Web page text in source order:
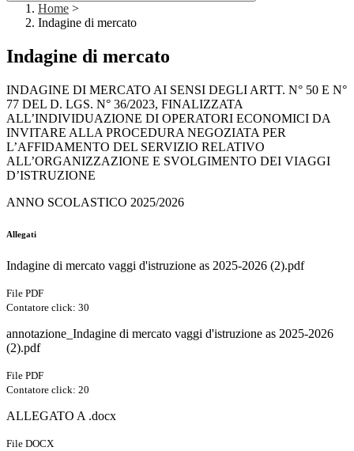
Home >
Indagine di mercato
Indagine di mercato
INDAGINE DI MERCATO AI SENSI DEGLI ARTT. N° 50 E N°
77 DEL D. LGS. N° 36/2023, FINALIZZATA
ALL’INDIVIDUAZIONE DI OPERATORI ECONOMICI DA
INVITARE ALLA PROCEDURA NEGOZIATA PER
L’AFFIDAMENTO DEL SERVIZIO RELATIVO
ALL’ORGANIZZAZIONE E SVOLGIMENTO DEI VIAGGI
D’ISTRUZIONE
ANNO SCOLASTICO 2025/2026
Allegati
Indagine di mercato vaggi d'istruzione as 2025-2026 (2).pdf
File PDF
Contatore click: 30
annotazione_Indagine di mercato vaggi d'istruzione as 2025-2026
(2).pdf
File PDF
Contatore click: 20
ALLEGATO A .docx
File DOCX